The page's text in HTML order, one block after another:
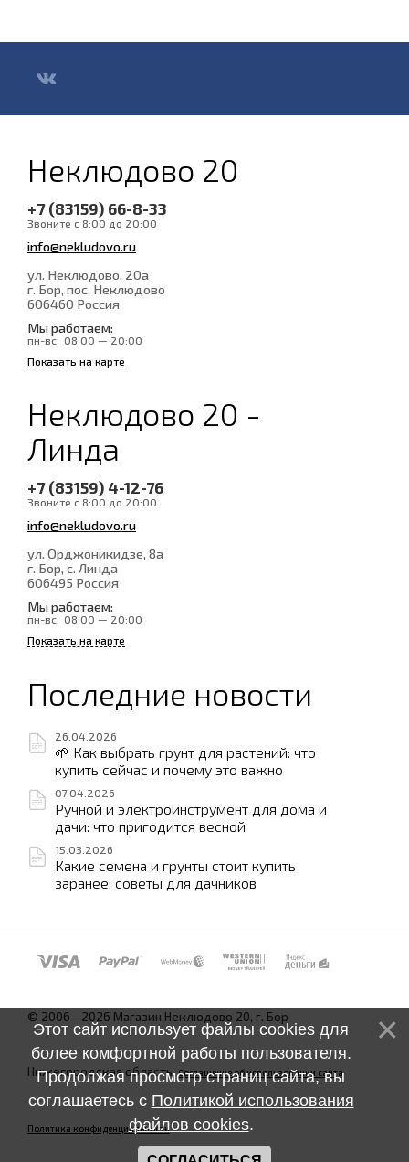
Неклюдово 20
+7 (83159) 66-8-33
Звоните с 8:00 до 20:00
info@nekludovo.ru
ул. Неклюдово, 20а
г. Бор, пос. Неклюдово
606460 Россия
Мы работаем:
пн-вс: 08:00 — 20:00
Показать на карте
Неклюдово 20 -
Линда
+7 (83159) 4-12-76
Звоните с 8:00 до 20:00
info@nekludovo.ru
ул. Орджоникидзе, 8а
г. Бор, с. Линда
606495 Россия
Мы работаем:
пн-вс: 08:00 — 20:00
Показать на карте
Последние новости
26.04.2026
🌱 Как выбрать грунт для растений: что
купить сейчас и почему это важно
07.04.2026
Ручной и электроинструмент для дома и
дачи: что пригодится весной
15.03.2026
Какие семена и грунты стоит купить
заранее: советы для дачников
© 2006—2026 Магазин Неклюдово 20, г. Бор
Нижегородская область.Соглашение об использовании сайта
Политика конфиденциальности
Этот сайт использует файлы cookies для
более комфортной работы пользователя.
Продолжая просмотр страниц сайта, вы
соглашаетесь с Политикой использования
файлов cookies.